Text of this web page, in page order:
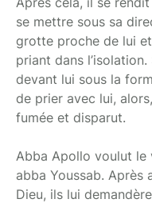
se mettre sous sa
grotte proche de lui
priant dans
devant lui sous la
de prier avec lui,
fumée et disparut.
Abba Apollo voulut le
abba Youssab. Après
Dieu, ils lui